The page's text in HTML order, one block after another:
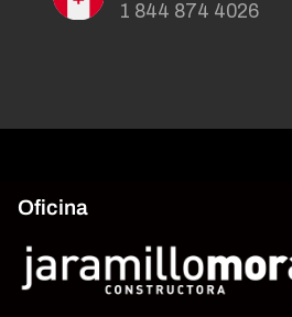
1 844 874 4026
Oficina